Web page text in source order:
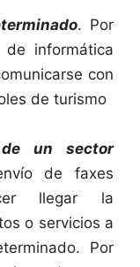
. Por
de informática
con
de turismo
de un sector
de faxes
llegar la
o servicios a
Por